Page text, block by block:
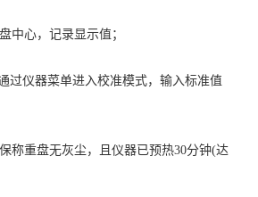
心，记录显示值；
仪器菜单进入校准模式，输入标准值
重盘无灰尘，且仪器已预热30分钟(达